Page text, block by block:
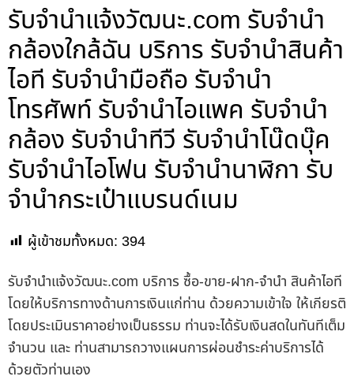
รับจํานําแจ้งวัฒนะ.com รับจำนำ
กล้องใกล้ฉัน บริการ รับจำนำสินค้า
ไอที รับจำนำมือถือ รับจำนำ
โทรศัพท์ รับจำนำไอแพค รับจำนำ
กล้อง รับจำนำทีวี รับจำนำโน๊ดบุ๊ค
รับจำนำไอโฟน รับจำนำนาฬิกา รับ
จำนำกระเป๋าแบรนด์เนม
ผู้เข้าชมทั้งหมด: 394
รับจํานําแจ้งวัฒนะ.com บริการ ซื้อ-ขาย-ฝาก-จำนำ สินค้าไอที
โดยให้บริการทางด้านการเงินแก่ท่าน ด้วยความเข้าใจ ให้เกียรติ
โดยประเมินราคาอย่างเป็นธรรม ท่านจะได้รับเงินสดในทันทีเต็ม
จำนวน และ ท่านสามารถวางแผนการผ่อนชำระค่าบริการได้
ด้วยตัวท่านเอง